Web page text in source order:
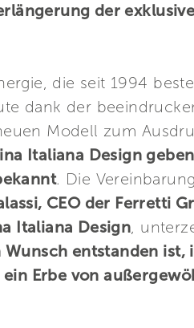
der
die seit 1994
dank der
Modell zum
Italiana Design
. Die
CEO der Ferretti
Italiana Design,
entstanden
Erbe von